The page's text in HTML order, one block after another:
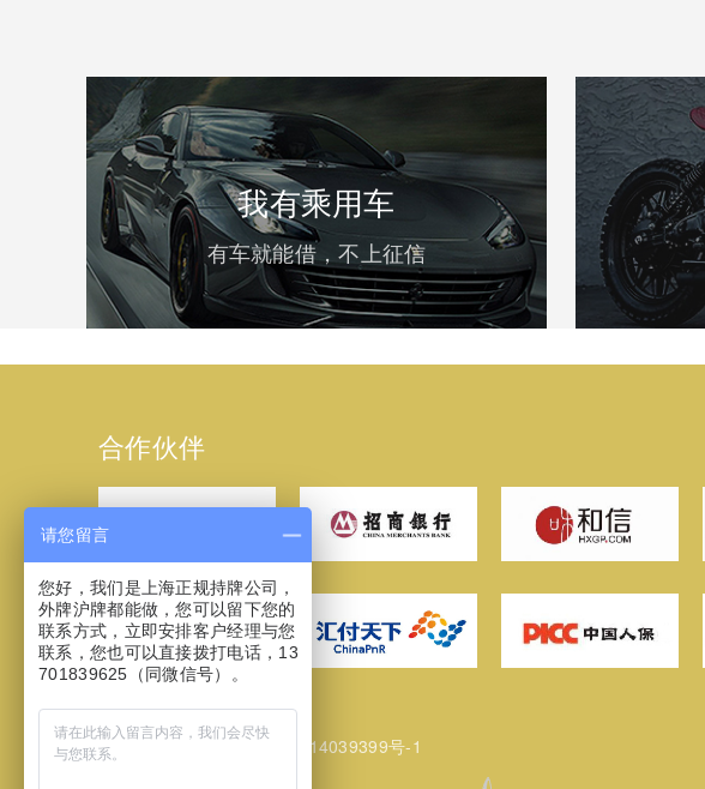
我有乘用车
有车就能借，不上征信
合作伙伴
网站备案/许可证号： 沪ICP备14039399号-1
请您留言
您好，我们是上海正规持牌公司，
外牌沪牌都能做，您可以留下您的
联系方式，立即安排客户经理与您
联系，您也可以直接拨打电话，13
701839625（同微信号）。